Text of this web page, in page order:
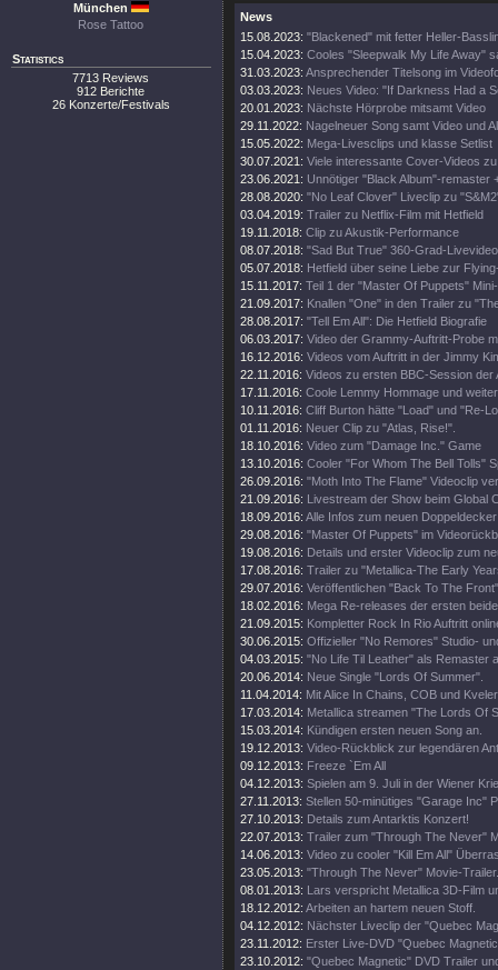
München
Rose Tattoo
Statistics
7713 Reviews
912 Berichte
26 Konzerte/Festivals
News
15.08.2023: "Blackened" mit fetter Heller-
15.04.2023: Cooles "Sleepwalk My Life Away"
31.03.2023: Ansprechender Titelsong im
03.03.2023: Neues Video: "If Darkness Had a
20.01.2023: Nächste Hörprobe mitsamt Video
29.11.2022: Nagelneuer Song samt Video und
15.05.2022: Mega-Livesclips und klasse Setlist
30.07.2021: Viele interessante Cover-Videos
23.06.2021: Unnötiger "Black Album"-remaster
28.08.2020: "No Leaf Clover" Liveclip zu
03.04.2019: Trailer zu Netflix-Film mit Hetfield
19.11.2018: Clip zu Akustik-Performance
08.07.2018: "Sad But True" 360-Grad-Livevideo
05.07.2018: Hetfield über seine Liebe zur
15.11.2017: Teil 1 der "Master Of Puppets"
21.09.2017: Knallen "One" in den Trailer zu
28.08.2017: "Tell Em All": Die Hetfield Biografie
06.03.2017: Video der Grammy-Auftritt-Probe
16.12.2016: Videos vom Auftritt in der Jimmy
22.11.2016: Videos zu ersten BBC-Session der
17.11.2016: Coole Lemmy Hommage und
10.11.2016: Cliff Burton hätte "Load" und "Re-
01.11.2016: Neuer Clip zu "Atlas, Rise!".
18.10.2016: Video zum "Damage Inc." Game
13.10.2016: Cooler "For Whom The Bell Tolls"
26.09.2016: "Moth Into The Flame" Videoclip
21.09.2016: Livestream der Show beim Global
18.09.2016: Alle Infos zum neuen
29.08.2016: "Master Of Puppets" im
19.08.2016: Details und erster Videoclip zum
17.08.2016: Trailer zu "Metallica-The Early
29.07.2016: Veröffentlichen "Back To The
18.02.2016: Mega Re-releases der ersten
21.09.2015: Kompletter Rock In Rio Auftritt
30.06.2015: Offizieller "No Remores" Studio-
04.03.2015: "No Life Til Leather" als Remaster
20.06.2014: Neue Single "Lords Of Summer".
11.04.2014: Mit Alice In Chains, COB und
17.03.2014: Metallica streamen "The Lords Of
15.03.2014: Kündigen ersten neuen Song an.
19.12.2013: Video-Rückblick zur legendären
09.12.2013: Freeze `Em All
04.12.2013: Spielen am 9. Juli in der Wiener
27.11.2013: Stellen 50-minütiges "Garage Inc"
27.10.2013: Details zum Antarktis Konzert!
22.07.2013: Trailer zum "Through The Never"
14.06.2013: Video zu cooler "Kill Em All"
23.05.2013: "Through The Never" Movie-Trailer.
08.01.2013: Lars verspricht Metallica 3D-Film
18.12.2012: Arbeiten an hartem neuen Stoff.
04.12.2012: Nächster Liveclip der "Quebec
23.11.2012: Erster Live-DVD "Quebec
23.10.2012: "Quebec Magnetic" DVD Trailer